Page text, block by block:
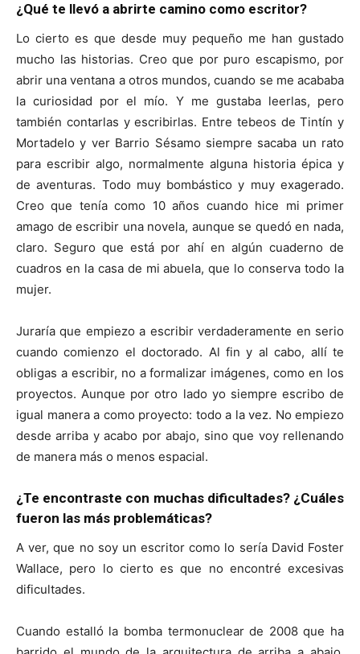
¿Qué te llevó a abrirte camino como escritor?
Lo cierto es que desde muy pequeño me han gustado
mucho las historias. Creo que por puro escapismo, por
abrir una ventana a otros mundos, cuando se me acababa
la curiosidad por el mío. Y me gustaba leerlas, pero
también contarlas y escribirlas. Entre tebeos de Tintín y
Mortadelo y ver Barrio Sésamo siempre sacaba un rato
para escribir algo, normalmente alguna historia épica y
de aventuras. Todo muy bombástico y muy exagerado.
Creo que tenía como 10 años cuando hice mi primer
amago de escribir una novela, aunque se quedó en nada,
claro. Seguro que está por ahí en algún cuaderno de
cuadros en la casa de mi abuela, que lo conserva todo la
mujer.
Juraría que empiezo a escribir verdaderamente en serio
cuando comienzo el doctorado. Al fin y al cabo, allí te
obligas a escribir, no a formalizar imágenes, como en los
proyectos. Aunque por otro lado yo siempre escribo de
igual manera a como proyecto: todo a la vez. No empiezo
desde arriba y acabo por abajo, sino que voy rellenando
de manera más o menos espacial.
¿Te encontraste con muchas dificultades? ¿Cuáles
fueron las más problemáticas?
A ver, que no soy un escritor como lo sería David Foster
Wallace, pero lo cierto es que no encontré excesivas
dificultades.
Cuando estalló la bomba termonuclear de 2008 que ha